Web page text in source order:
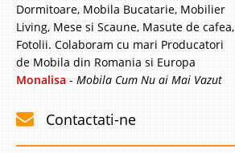
Dormitoare, Mobila Bucatarie, Mobilier
Living, Mese si Scaune, Masute de cafea,
Fotolii. Colaboram cu mari Producatori
de Mobila din Romania si Europa
Monalisa - Mobila Cum Nu ai Mai Vazut
Contactati-ne